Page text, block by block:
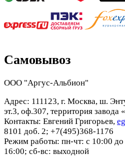
Самовывоз
ООО "Аргус-Альбион"
Адрес: 111123, г. Москва, ш.
эт.3, оф.307, территория завода
Контакты: Евгений Григорьев,
8101 доб. 2; +7(495)368-1176
Режим работы: пн-чт: с 10:00
16:00; сб-вс: выходной